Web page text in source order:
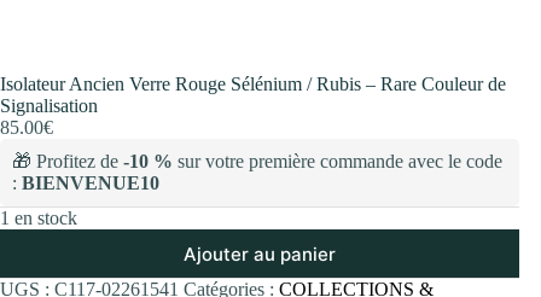
Isolateur Ancien Verre Rouge Sélénium / Rubis – Rare Couleur de
Signalisation
85.00€
🎁 Profitez de -10 % sur votre première commande avec le code
: BIENVENUE10
1 en stock
Ajouter au panier
UGS : C117-02261541 Catégories : COLLECTIONS &